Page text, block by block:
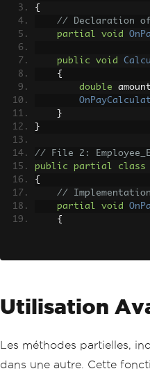
{
// Declaration
partial
void
public void
{
double
}
}
// File 2:
public
partial class
{
//
partial
void
{
}
Utilisation
Les méthodes partielles,
dans une autre. Cette